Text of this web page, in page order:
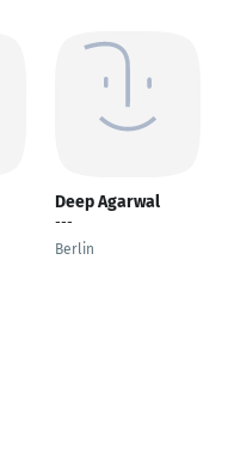
Deep Agarwal
---
Berlin